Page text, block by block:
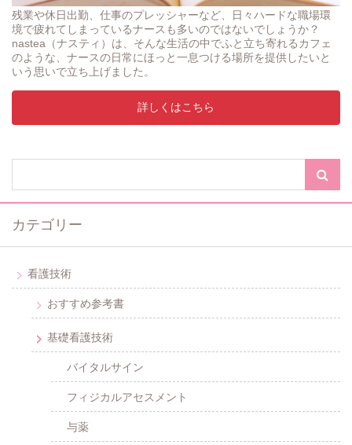
残業や休日出勤、仕事のプレッシャーなど、日々ハードな職場環
境で疲れてしまっているナースも多いのではないでしょうか？
nastea（ナスティ）は、そんな生活の中でふと立ち寄れるカフェ
のような、ナースの日常にほっと一息つける場所を提供したいと
いう思いで立ち上げました。
詳しくはこちら
カテゴリー
看護技術
おすすめ参考書
基礎看護技術
バイタルサイン
フィジカルアセスメント
与薬